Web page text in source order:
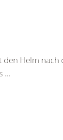
Helm nach
...